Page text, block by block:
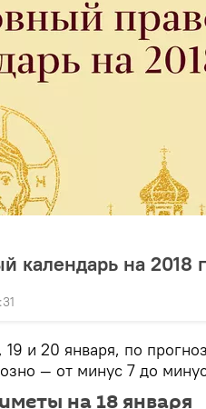
календарь на 2018
и 20 января, по
— от минус 7 до
на 18 января